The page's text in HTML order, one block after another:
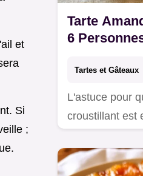
et
Si
;
Tarte
6
Tartes et Gâteaux
L'astuce pour
croustillant est